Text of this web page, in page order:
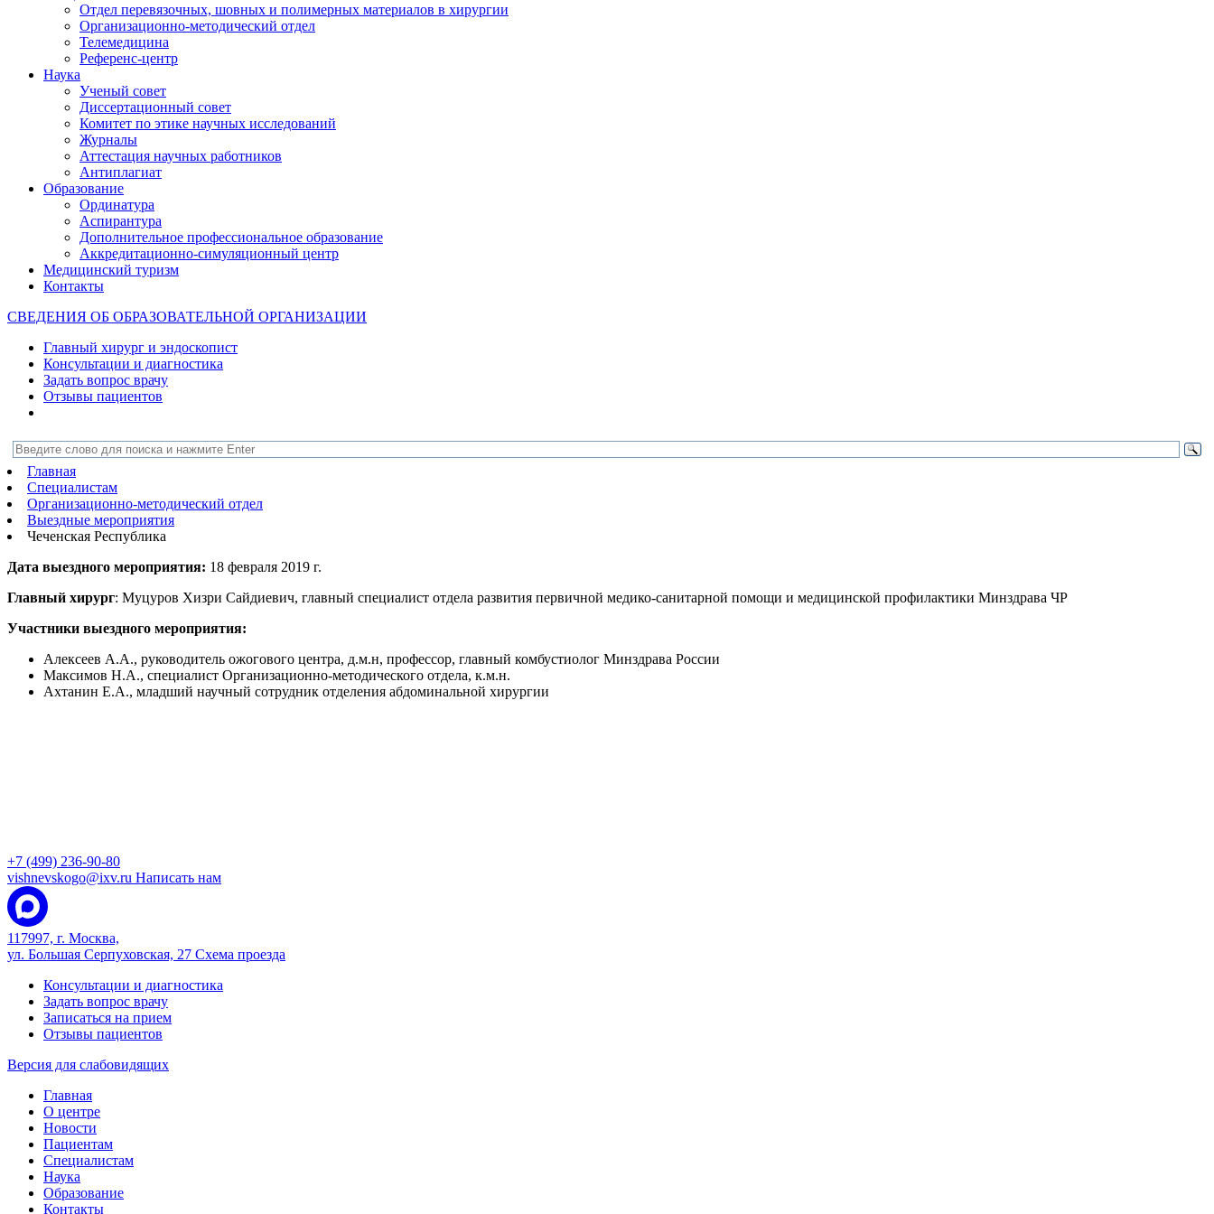
Отдел перевязочных, шовных и полимерных материалов в хирургии
Организационно-методический отдел
Телемедицина
Референс-центр
Наука
Ученый совет
Диссертационный совет
Комитет по этике научных исследований
Журналы
Аттестация научных работников
Антиплагиат
Образование
Ординатура
Аспирантура
Дополнительное профессиональное образование
Аккредитационно-симуляционный центр
Медицинский туризм
Контакты
СВЕДЕНИЯ ОБ ОБРАЗОВАТЕЛЬНОЙ ОРГАНИЗАЦИИ
Главный хирург и эндоскопист
Консультации и диагностика
Задать вопрос врачу
Отзывы пациентов
Главная
Специалистам
Организационно-методический отдел
Выездные мероприятия
Чеченская Республика
Дата выездного мероприятия: 18 февраля 2019 г.
Главный хирург: Муцуров Хизри Сайдиевич, главный специалист отдела развития первичной медико-санитарной помощи и медицинской профилактики Минздрава ЧР
Участники выездного мероприятия:
Алексеев А.А., руководитель ожогового центра, д.м.н, профессор, главный комбустиолог Минздрава России
Максимов Н.А., специалист Организационно-методического отдела, к.м.н.
Ахтанин Е.А., младший научный сотрудник отделения абдоминальной хирургии
+7 (499) 236-90-80
vishnevskogo@ixv.ru Написать нам
117997, г. Москва,
ул. Большая Серпуховская, 27 Схема проезда
Консультации и диагностика
Задать вопрос врачу
Записаться на прием
Отзывы пациентов
Версия для слабовидящих
Главная
О центре
Новости
Пациентам
Специалистам
Наука
Образование
Контакты